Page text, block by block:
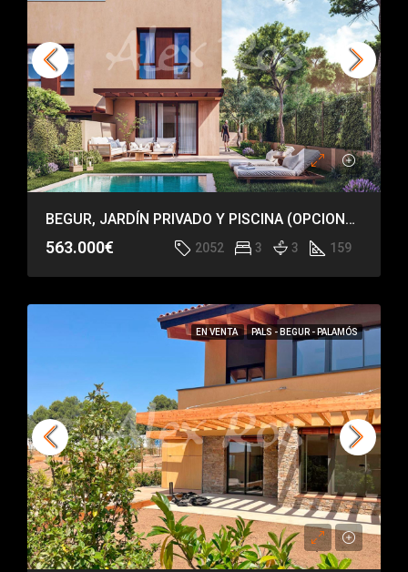
BEGUR, JARDÍN PRIVADO Y PISCINA (OPCIONAL)
563.000€ 2052 3 3 159
EN VENTA PALS - BEGUR - PALAMÓS